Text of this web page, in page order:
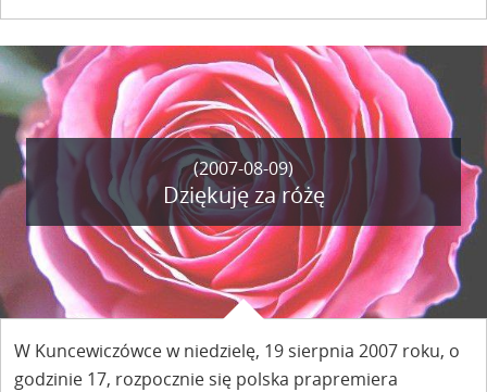
września br. Galeria Letnia w Rynku zaprasza w godz. 12
- 19, bez poniedziałków.
(2007-08-09)
Dziękuję za różę
W Kuncewiczówce w niedzielę, 19 sierpnia 2007 roku, o
godzinie 17, rozpocznie się polska prapremiera